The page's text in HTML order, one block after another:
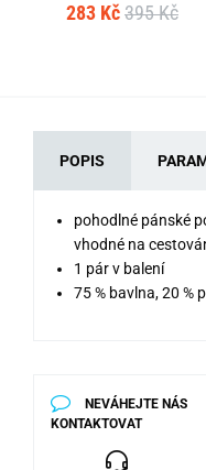
283 Kč 395 Kč
POPIS
pohodlné pánské
vhodné na
1 pár v balení
75 % bavlna, 20 %
NEVÁHEJTE NÁS
KONTAKTOVAT